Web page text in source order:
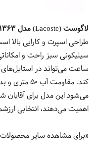
لاگوست (Lacoste) مدل 2011363
سیلیکونی سبز راحت و
ساعت می‌تواند در استایل‌های
کند.
می‌شود این مدل برای
اهمیت می‌دهند، انتخابی
«برای مشاهده سایر محصولات